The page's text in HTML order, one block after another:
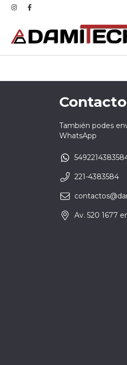
Contacto
También podes
WhatsApp
221-4383584
Av. 520 1677